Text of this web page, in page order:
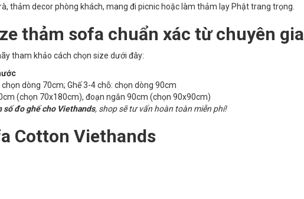
thảm decor phòng khách, mang đi picnic hoặc làm thảm lạy Phật trang trọng.
thảm sofa chuẩn xác từ chuyên gia
tham khảo cách chọn size dưới đây:
chọn dòng 70cm; Ghế 3-4 chỗ: chọn dòng 90cm
(chọn 70x180cm), đoạn ngắn 90cm (chọn 90x90cm)
số đo ghế cho Viethands, shop sẽ tư vấn hoàn toàn miễn phí!
Cotton Viethands